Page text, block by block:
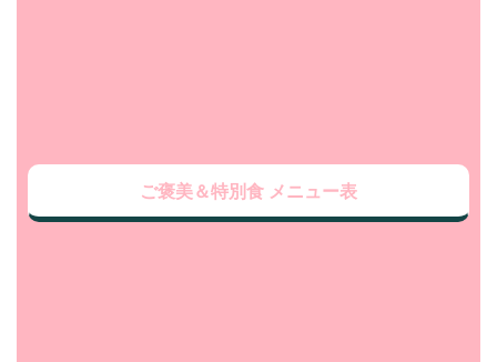
ご褒美＆特別食 メニュー表